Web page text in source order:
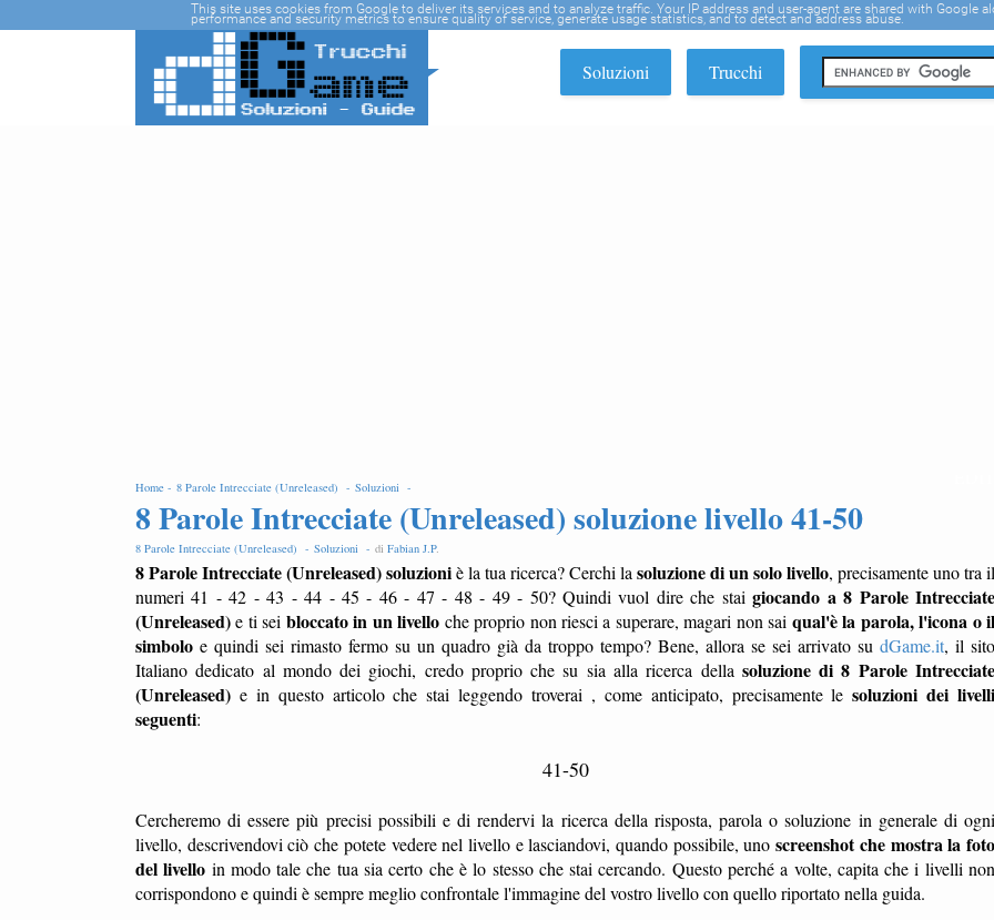
Soluzioni Trucchi
Home - 8 Parole Intrecciate (Unreleased) - Soluzioni -
8 Parole Intrecciate (Unreleased) soluzione livello 41-50
8 Parole Intrecciate (Unreleased) - Soluzioni - di Fabian J.P.
8 Parole Intrecciate (Unreleased) soluzioniè la tua ricerca? Cerchi la soluzione di un solo livello, precisamente uno tra il
numeri 41 - 42 - 43 - 44 - 45 - 46 - 47 - 48 - 49 - 50? Quindi vuol dire che staigiocando a 8 Parole Intrecciate
(Unreleased)e ti sei bloccato in un livello che proprio non riesci a superare, magari non sai qual'è la parola, l'icona o il
simbolo e quindi sei rimasto fermo su un quadro già da troppo tempo? Bene, allora se sei arrivato su dGame.it, il sito
Italiano dedicato al mondo dei giochi, credo proprio che su sia alla ricerca della soluzione di 8 Parole Intrecciate
(Unreleased) e in questo articolo che stai leggendo troverai , come anticipato, precisamente lesoluzioni dei livelli
seguenti:
41-50
Cercheremo di essere più precisi possibili e di rendervi la ricerca della risposta, parola o soluzione in generale di ogni
livello, descrivendovi ciò che potete vedere nel livello e lasciandovi, quando possibile, unoscreenshot che mostra la foto
del livello in modo tale che tua sia certo che è lo stesso che stai cercando. Questo perché a volte, capita che i livelli non
corrispondono e quindi è sempre meglio confrontale l'immagine del vostro livello con quello riportato nella guida.
This site uses cookies from Google to deliver its services and to analyze traffic. Your IP address and user-agent are shared with Google
performance and security metrics to ensure quality of service, generate usage statistics, and to detect and address abuse.